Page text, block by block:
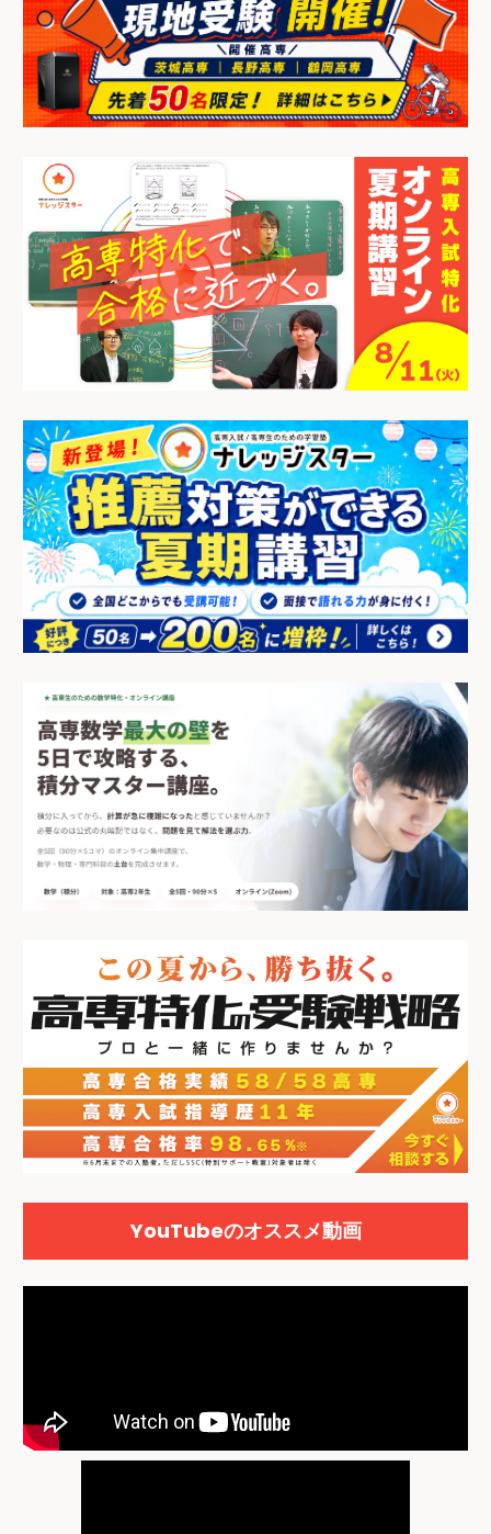
YouTubeのオススメ動画